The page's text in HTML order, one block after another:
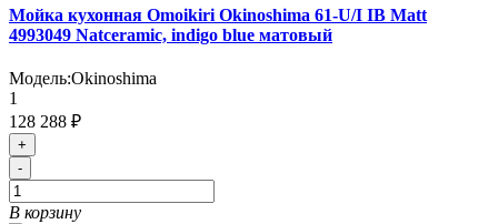
Мойка кухонная Omoikiri Okinoshima 61-U/I IB Matt
4993049 Natceramic, indigo blue матовый
Модель:Okinoshima
1
128 288 ₽
+
-
В корзину